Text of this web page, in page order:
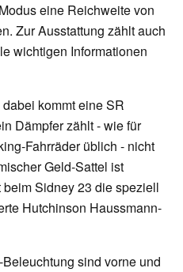
eine Reichweite von
Zur Ausstattung zählt auch
wichtigen Informationen
kommt eine SR
Dämpfer zählt - wie für
Fahrräder üblich - nicht
Geld-Sattel ist
Sidney 23 die speziell
Hutchinson Haussmann-
sind vorne und